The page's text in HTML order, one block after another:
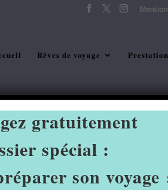
Rêves de voyage
gratuitement
spécial :
son voyage